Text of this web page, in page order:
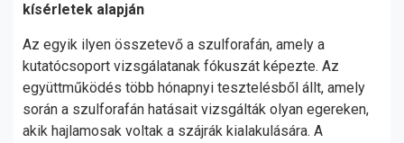
kísérletek alapján
Az egyik ilyen összetevő a szulforafán, amely a
kutatócsoport vizsgálatanak fókuszát képezte. Az
együttműködés több hónapnyi tesztelésből állt, amely
során a szulforafán hatásait vizsgálták olyan egereken,
akik hajlamosak voltak a szájrák kialakulására. A